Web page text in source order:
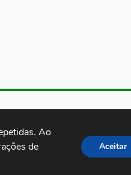
- Brasil CEP: 01251-001
Ao
de
Aceitar